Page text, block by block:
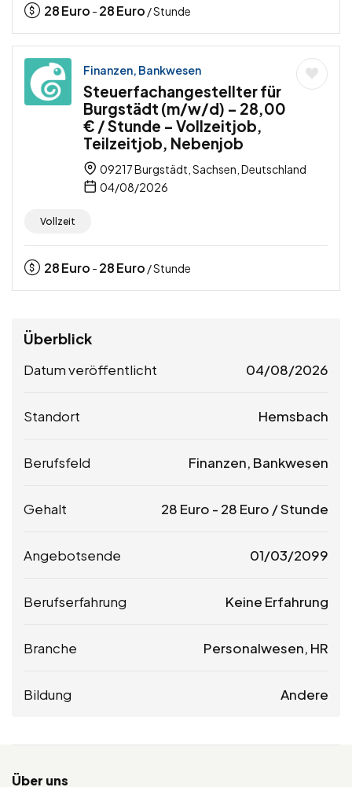
28Euro - 28Euro / Stunde
Finanzen, Bankwesen
Steuerfachangestellter für
Burgstädt (m/w/d) – 28,00
€ / Stunde – Vollzeitjob,
Teilzeitjob, Nebenjob
09217 Burgstädt, Sachsen, Deutschland
04/08/2026
Vollzeit
28Euro - 28Euro / Stunde
Überblick
Datum veröffentlicht 04/08/2026
Standort Hemsbach
Berufsfeld Finanzen, Bankwesen
Gehalt 28 Euro - 28 Euro / Stunde
Angebotsende 01/03/2099
Berufserfahrung Keine Erfahrung
Branche Personalwesen, HR
Bildung Andere
Über uns